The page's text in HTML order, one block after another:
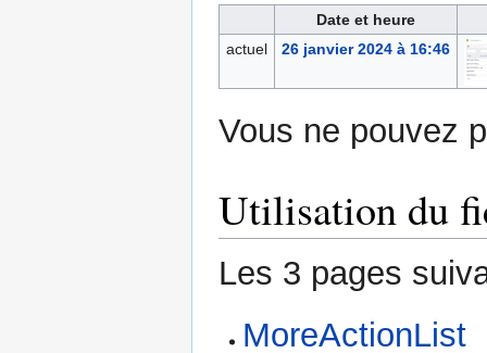
Date et heure
actuel
26 janvier 2024 à 16:46
Vous ne pouvez
Utilisation du
Les 3 pages
MoreActionList